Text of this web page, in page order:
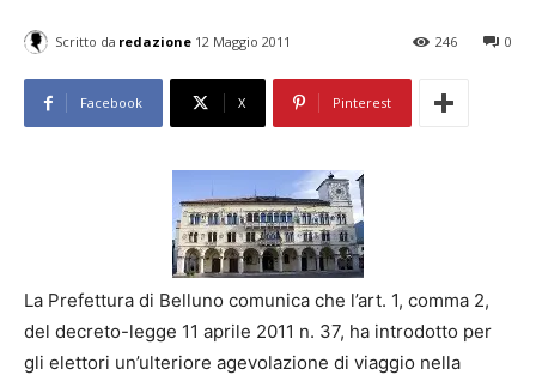
Scritto da redazione 12 Maggio 2011 0
246
Facebook X Pinterest
La Prefettura di Belluno comunica che l’art. 1, comma 2,
del decreto-legge 11 aprile 2011 n. 37, ha introdotto per
gli elettori un’ulteriore agevolazione di viaggio nella